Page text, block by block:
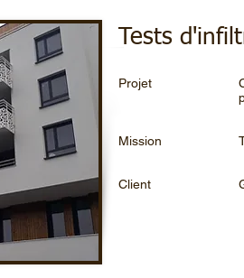
Tests
Projet
Mission
Client